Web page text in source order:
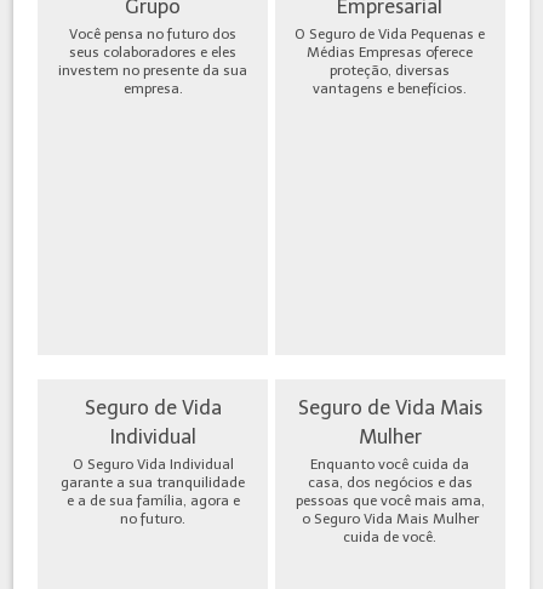
Grupo
Você pensa no futuro dos
seus colaboradores e eles
investem no presente da sua
empresa.
Empresarial
O Seguro de Vida Pequenas e
Médias Empresas oferece
proteção, diversas
vantagens e benefícios.
Seguro de Vida
Individual
O Seguro Vida Individual
garante a sua tranquilidade
e a de sua família, agora e
no futuro.
Seguro de Vida Mais
Mulher
Enquanto você cuida da
casa, dos negócios e das
pessoas que você mais ama,
o Seguro Vida Mais Mulher
cuida de você.